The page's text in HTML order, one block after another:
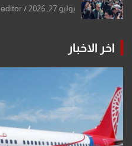
يوليو 27, 2026 editor
اخر الاخبار